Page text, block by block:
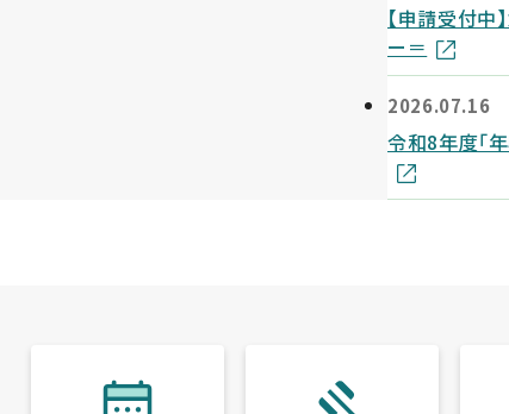
【申請受付
ー＝
2026.07.16
令和8年度「